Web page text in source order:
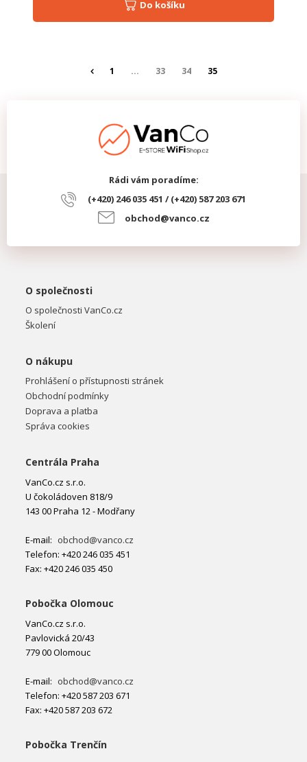
Do košíku
1 ... 33 34 35
Rádi vám poradíme:
(+420) 246 035 451 / (+420) 587 203 671
obchod@vanco.cz
O společnosti
O společnosti VanCo.cz
Školení
O nákupu
Prohlášení o přístupnosti stránek
Obchodní podmínky
Doprava a platba
Správa cookies
Centrála Praha
VanCo.cz s.r.o.
U čokoládoven 818/9
143 00 Praha 12 - Modřany
E-mail: obchod@vanco.cz
Telefon: +420 246 035 451
Fax: +420 246 035 450
Pobočka Olomouc
VanCo.cz s.r.o.
Pavlovická 20/43
779 00 Olomouc
E-mail: obchod@vanco.cz
Telefon: +420 587 203 671
Fax: +420 587 203 672
Pobočka Trenčín